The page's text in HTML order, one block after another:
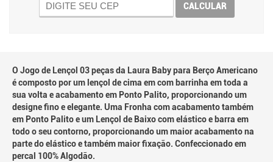
CALCULAR
O Jogo de Lençol 03 peças da Laura Baby para Berço Americano
é composto por um lençol de cima em com barrinha em toda a
sua volta e acabamento em Ponto Palito, proporcionando um
designe fino e elegante. Uma Fronha com acabamento também
em Ponto Palito e um Lençol de Baixo com elástico e barra em
todo o seu contorno, proporcionando um maior acabamento na
parte do elástico e também maior fixação. Confeccionado em
percal 100% Algodão.